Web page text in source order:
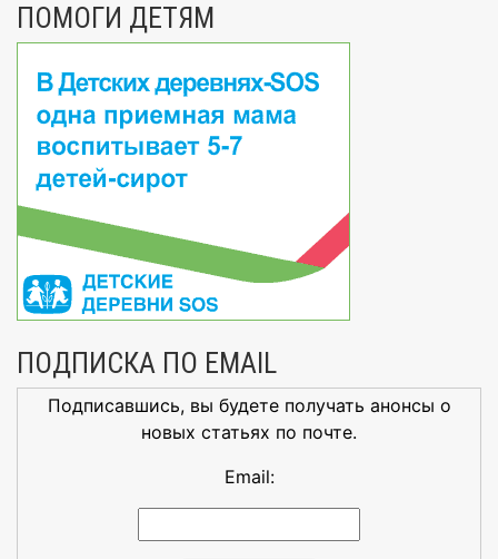
ПОМОГИ ДЕТЯМ
ПОДПИСКА ПО EMAIL
Подписавшись, вы будете получать анонсы о
новых статьях по почте.
Email: